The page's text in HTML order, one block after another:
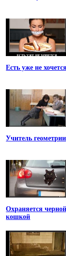
Есть уже не
Учитель геометрии
Охраняется черной
кошкой